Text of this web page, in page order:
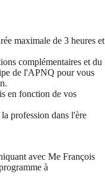
maximale de 3 heures et
complémentaires et du
de l'APNQ pour vous
en fonction de vos
profession dans l'ère
avec Me François
à